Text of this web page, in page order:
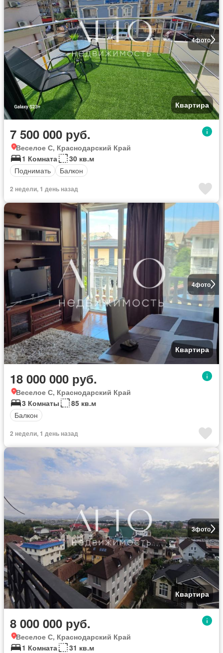
4фото
Квартира
7 500 000 руб.
Веселое С, Краснодарский Край
1 Комната
30 кв.м
Поднимать
Балкон
2 недели, 1 день назад
4фото
Квартира
18 000 000 руб.
Веселое С, Краснодарский Край
3 Комнаты
85 кв.м
Балкон
2 недели, 1 день назад
3фото
Квартира
8 000 000 руб.
Веселое С, Краснодарский Край
1 Комната
31 кв.м